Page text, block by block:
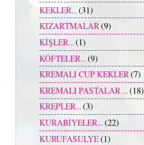
KEKLER... (31)
KIZARTMALAR(9)
KİŞLER...(1)
KÖFTELER... (9)
KREMALI CUP KEKLER(7)
KREMALI PASTALAR ...(18)
KREPLER...(3)
KURABİYELER...(22)
KURUFASULYE(1)